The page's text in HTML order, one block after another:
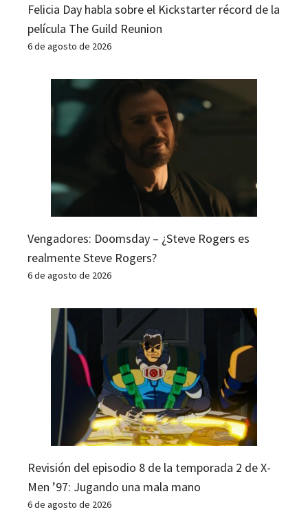
Felicia Day habla sobre el Kickstarter récord de la
película The Guild Reunion
6 de agosto de 2026
Vengadores: Doomsday – ¿Steve Rogers es
realmente Steve Rogers?
6 de agosto de 2026
Revisión del episodio 8 de la temporada 2 de X-
Men ’97: Jugando una mala mano
6 de agosto de 2026